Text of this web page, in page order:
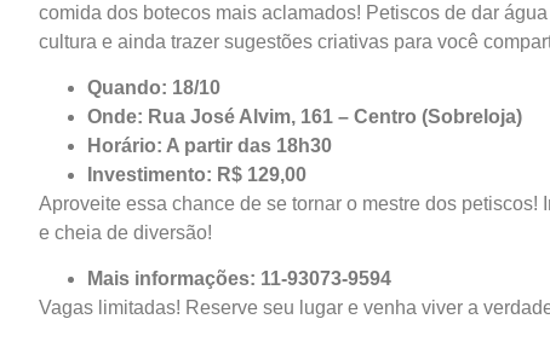
comida dos botecos mais aclamados! Petiscos de dar
cultura e ainda trazer sugestões criativas para você
Quando: 18/10
Onde: Rua José Alvim, 161 – Centro (Sobreloja)
Horário: A partir das 18h30
Investimento: R$ 129,00
Aproveite essa chance de se tornar o mestre dos
e cheia de diversão!
Mais informações: 11-93073-9594
Vagas limitadas! Reserve seu lugar e venha viver a